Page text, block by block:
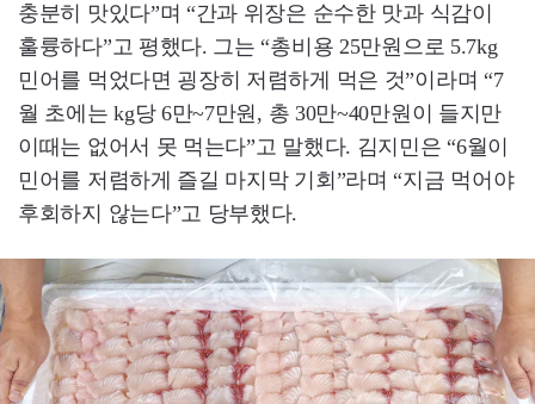
충분히 맛있다”며 “간과 위장은 순수한 맛과 식감이
훌륭하다”고 평했다. 그는 “총비용 25만원으로 5.7kg
민어를 먹었다면 굉장히 저렴하게 먹은 것”이라며 “7
월 초에는 kg당 6만~7만원, 총 30만~40만원이 들지만
이때는 없어서 못 먹는다”고 말했다. 김지민은 “6월이
민어를 저렴하게 즐길 마지막 기회”라며 “지금 먹어야
후회하지 않는다”고 당부했다.